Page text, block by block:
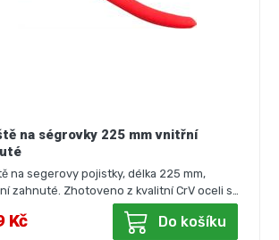
na ségrovky 225 mm vnitřní
na segerovy pojistky, délka 225 mm,
zahnuté. Zhotoveno z kvalitní CrV oceli s…
Kč Do košíku